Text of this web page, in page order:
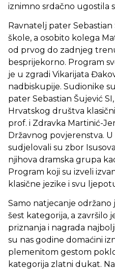
iznimno srdačno ugostila
Ravnatelj pater Sebastian
škole, a osobito kolega
od prvog do zadnjeg
besprijekorno. Program
je u zgradi Vikarijata
nadbiskupije. Sudionike
pater Sebastian Šujević
Hrvatskog društva
prof. i Zdravka Martinić-
Državnog povjerenstva.
sudjelovali su zbor
njihova dramska grupa
Program koji su izveli
klasične jezike i svu
Samo natjecanje
šest kategorija, a završilo
priznanja i nagrada
su nas godine domaćini
plemenitom gestom
kategorija zlatni dukat.